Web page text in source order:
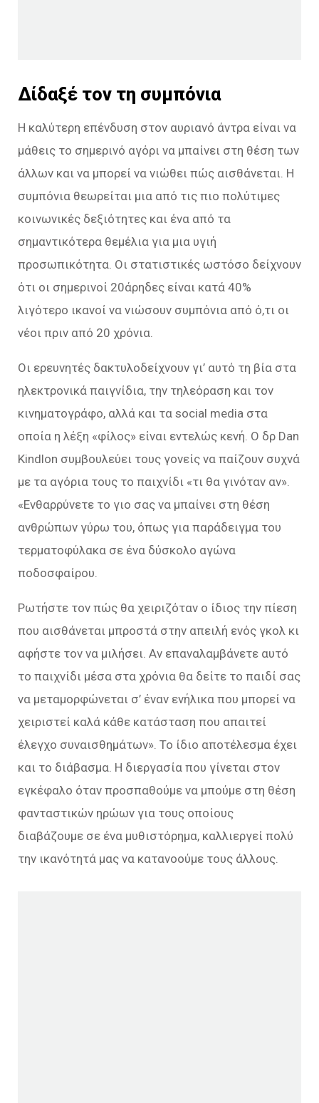
Δίδαξέ τον τη συμπόνια
Η καλύτερη επένδυση στον αυριανό άντρα είναι να
μάθεις το σημερινό αγόρι να μπαίνει στη θέση των
άλλων και να μπορεί να νιώθει πώς αισθάνεται. Η
συμπόνια θεωρείται μια από τις πιο πολύτιμες
κοινωνικές δεξιότητες και ένα από τα
σημαντικότερα θεμέλια για μια υγιή
προσωπικότητα. Οι στατιστικές ωστόσο δείχνουν
ότι οι σημερινοί 20άρηδες είναι κατά 40%
λιγότερο ικανοί να νιώσουν συμπόνια από ό,τι οι
νέοι πριν από 20 χρόνια.
Οι ερευνητές δακτυλοδείχνουν γι’ αυτό τη βία στα
ηλεκτρονικά παιγνίδια, την τηλεόραση και τον
κινηματογράφο, αλλά και τα social media στα
οποία η λέξη «φίλος» είναι εντελώς κενή. Ο δρ Dan
Kindlon συμβουλεύει τους γονείς να παίζουν συχνά
με τα αγόρια τους το παιχνίδι «τι θα γινόταν αν».
«Ενθαρρύνετε το γιο σας να μπαίνει στη θέση
ανθρώπων γύρω του, όπως για παράδειγμα του
τερματοφύλακα σε ένα δύσκολο αγώνα
ποδοσφαίρου.
Ρωτήστε τον πώς θα χειριζόταν ο ίδιος την πίεση
που αισθάνεται μπροστά στην απειλή ενός γκολ κι
αφήστε τον να μιλήσει. Αν επαναλαμβάνετε αυτό
το παιχνίδι μέσα στα χρόνια θα δείτε το παιδί σας
να μεταμορφώνεται σ’ έναν ενήλικα που μπορεί να
χειριστεί καλά κάθε κατάσταση που απαιτεί
έλεγχο συναισθημάτων». Το ίδιο αποτέλεσμα έχει
και το διάβασμα. Η διεργασία που γίνεται στον
εγκέφαλο όταν προσπαθούμε να μπούμε στη θέση
φανταστικών ηρώων για τους οποίους
διαβάζουμε σε ένα μυθιστόρημα, καλλιεργεί πολύ
την ικανότητά μας να κατανοούμε τους άλλους.